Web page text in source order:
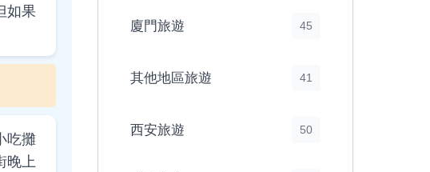
如果
吃攤
晚上
廈門旅遊 45
其他地區旅遊 41
西安旅遊 50